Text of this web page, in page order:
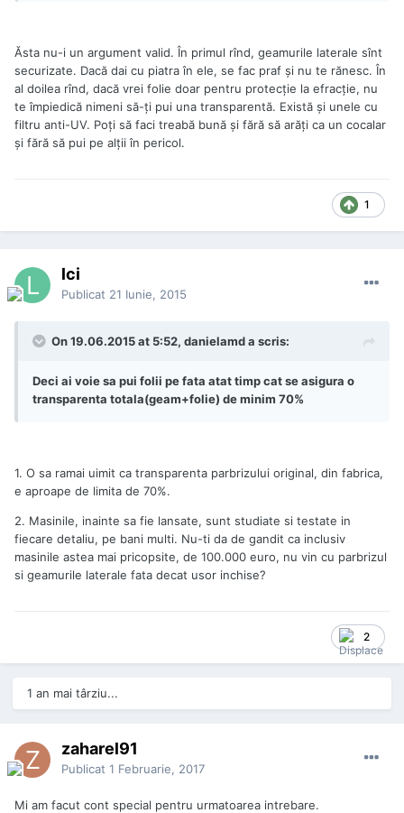
Ăsta nu-i un argument valid. În primul rînd, geamurile laterale sînt
securizate. Dacă dai cu piatra în ele, se fac praf și nu te rănesc. În
al doilea rînd, dacă vrei folie doar pentru protecție la efracție, nu
te împiedică nimeni să-ți pui una transparentă. Există și unele cu
filtru anti-UV. Poți să faci treabă bună și fără să arăți ca un cocalar
și fără să pui pe alții în pericol.
1
lci
Publicat 21 Iunie, 2015
On 19.06.2015 at 5:52, danielamd a scris:
Deci ai voie sa pui folii pe fata atat timp cat se asigura o
transparenta totala(geam+folie) de minim 70%
1. O sa ramai uimit ca transparenta parbrizului original, din fabrica,
e aproape de limita de 70%.
2. Masinile, inainte sa fie lansate, sunt studiate si testate in
fiecare detaliu, pe bani multi. Nu-ti da de gandit ca inclusiv
masinile astea mai pricopsite, de 100.000 euro, nu vin cu parbrizul
si geamurile laterale fata decat usor inchise?
2
1 an mai târziu...
zaharel91
Publicat 1 Februarie, 2017
Mi am facut cont special pentru urmatoarea intrebare.